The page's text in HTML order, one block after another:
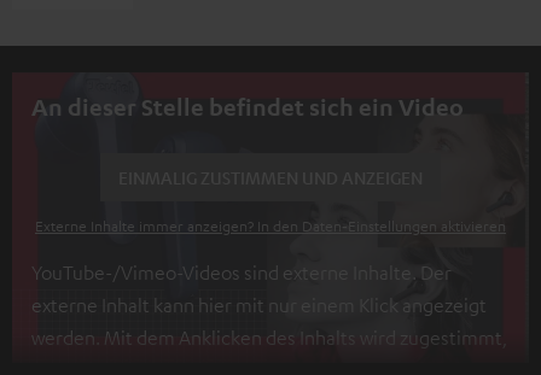
An dieser Stelle befindet sich ein Video
Externe Inhalte immer anzeigen? In den Daten‑Einstellungen aktivieren
YouTube-/Vimeo-Videos sind externe Inhalte. Der
externe Inhalt kann hier mit nur einem Klick angezeigt
werden. Mit dem Anklicken des Inhalts wird zugestimmt,